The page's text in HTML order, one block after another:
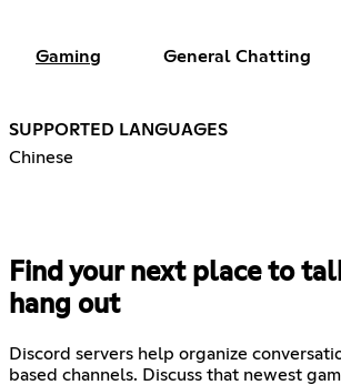
Gaming General Chatting
SUPPORTED LANGUAGES
Chinese
Find your next place to
hang out
Discord servers help organize
based channels. Discuss that newest